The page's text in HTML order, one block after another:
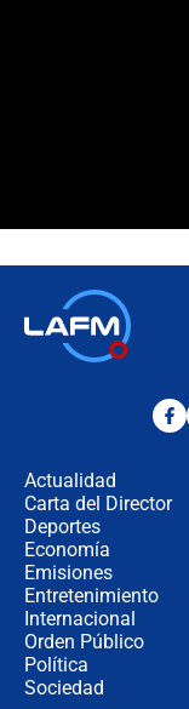
Actualidad
Carta del Director
Deportes
Economía
Emisiones
Entretenimiento
Internacional
Orden Público
Política
Sociedad